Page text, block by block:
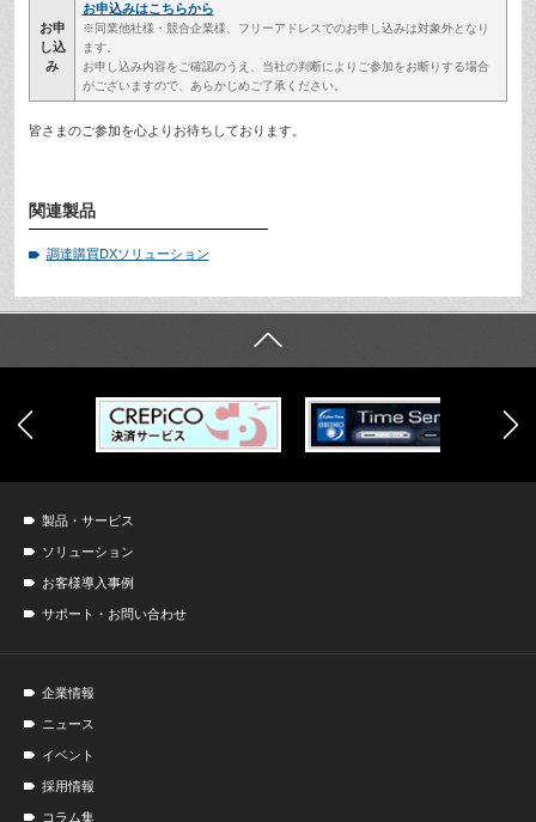
お申
し込
み
お申込みはこちらから
※同業他社様・競合企業様、フリーアドレスでのお申し込みは対象外となり
ます。
お申し込み内容をご確認のうえ、当社の判断によりご参加をお断りする場合
がございますので、あらかじめご了承ください。
皆さまのご参加を心よりお待ちしております。
関連製品
調達購買DXソリューション
製品・サービス
ソリューション
お客様導入事例
サポート・お問い合わせ
企業情報
ニュース
イベント
採用情報
コラム集